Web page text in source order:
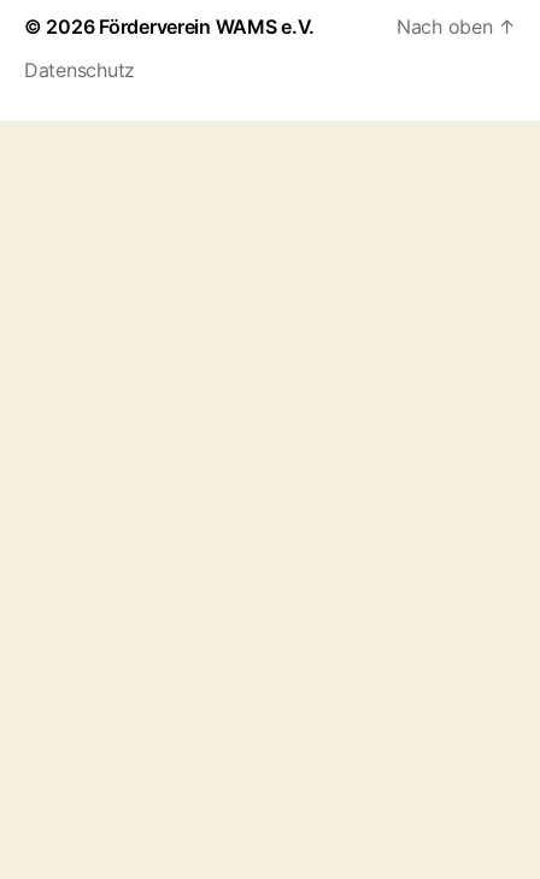
© 2026 Förderverein WAMS e.V.
Datenschutz
Nach oben ↑